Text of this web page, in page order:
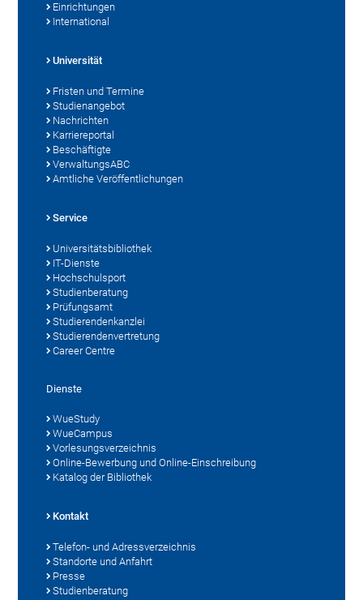
Einrichtungen
International
Universität
Fristen und Termine
Studienangebot
Nachrichten
Karriereportal
Beschäftigte
VerwaltungsABC
Amtliche Veröffentlichungen
Service
Universitätsbibliothek
IT-Dienste
Hochschulsport
Studienberatung
Prüfungsamt
Studierendenkanzlei
Studierendenvertretung
Career Centre
Dienste
WueStudy
WueCampus
Vorlesungsverzeichnis
Online-Bewerbung und Online-Einschreibung
Katalog der Bibliothek
Kontakt
Telefon- und Adressverzeichnis
Standorte und Anfahrt
Presse
Studienberatung